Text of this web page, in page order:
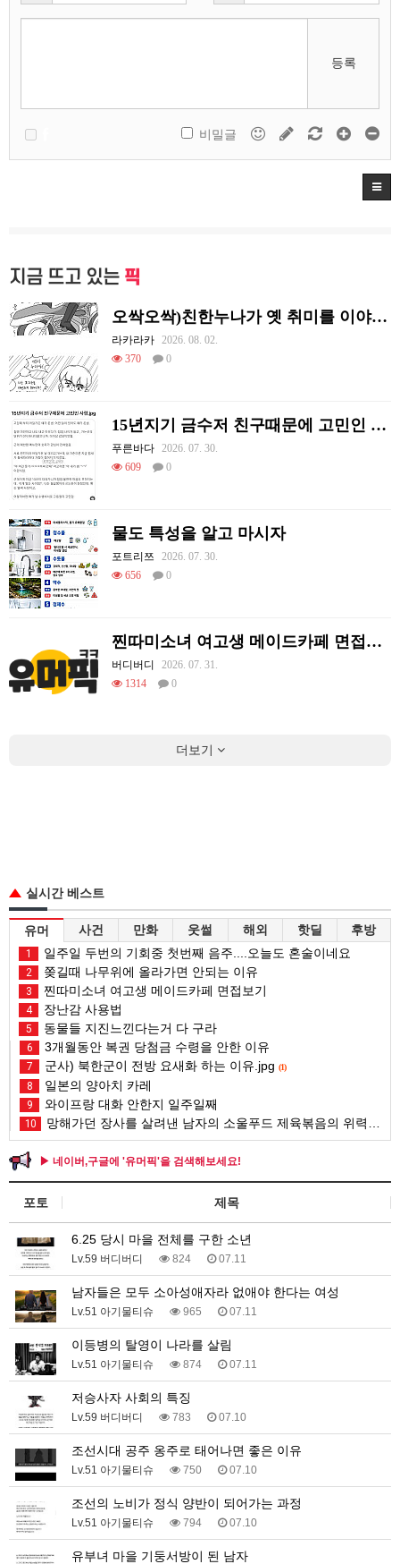
등록
비밀글
지금 뜨고 있는 픽
오싹오싹)친한누나가 옛 취미를 이야기하는 만화.manhwa
라카라카 2026. 08. 02.
370
0
15년지기 금수저 친구때문에 고민인 사람
푸른바다 2026. 07. 30.
609
0
물도 특성을 알고 마시자
포트리쯔
2026. 07. 30.
656
0
찐따미소녀 여고생 메이드카페 면접보기
버디버디
2026. 07. 31.
1314
0
더보기
실시간 베스트
유머 사건 만화 웃썰 해외 핫딜 후방
1 일주일 두번의 기회중 첫번째 음주....오늘도 혼술이네요
2 쫒길때 나무위에 올라가면 안되는 이유
3 찐따미소녀 여고생 메이드카페 면접보기
4 장난감 사용법
5 동물들 지진느낀다는거 다 구라
6 3개월동안 복권 당첨금 수령을 안한 이유
7 군사) 북한군이 전방 요새화 하는 이유.jpg (1)
8 일본의 양아치 카레
9 와이프랑 대화 안한지 일주일째
10 망해가던 장사를 살려낸 남자의 소울푸드 제육볶음의 위력 ㅋㅋ
▶ 네이버,구글에 '유머픽'을 검색해보세요!
포토 제목
6.25 당시 마을 전체를 구한 소년
Lv.59 버디버디 824 07.11
남자들은 모두 소아성애자라 없애야 한다는 여성
Lv.51 아기물티슈 965 07.11
이등병의 탈영이 나라를 살림
Lv.51 아기물티슈 874 07.11
저승사자 사회의 특징
Lv.59 버디버디 783 07.10
조선시대 공주 옹주로 태어나면 좋은 이유
Lv.51 아기물티슈 750 07.10
조선의 노비가 정식 양반이 되어가는 과정
Lv.51 아기물티슈 794 07.10
유부녀 마을 기둥서방이 된 남자